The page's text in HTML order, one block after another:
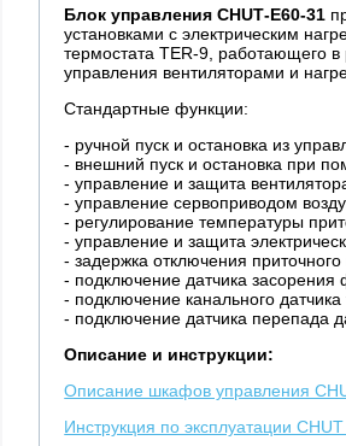
Блок управления CHUТ-E60-31
установками с электрическим
термостата TER-9, работающего
управления вентиляторами и
Стандартные функции:
- ручной пуск и остановка из
- внешний пуск и остановка при
- управление и защита
- управление сервоприводом
- регулирование температуры
- управление и защита
- задержка отключения приточного
- подключение датчика засорения
- подключение канального
- подключение датчика перепада
Описание и инструкции:
Описание шкафов управления
Инструкция по эксплуатации